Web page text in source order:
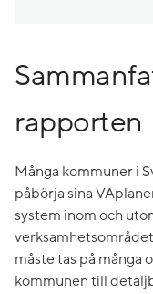
rapporten
Många kommuner i
påbörja sina
system inom och
måste tas på många
kommunen till